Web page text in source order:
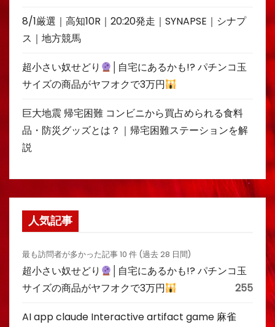
8/1厳選｜高知10R｜20:20発走｜SYNAPSE｜シナプ
ス｜地方競馬
超小さい奴せどり
│自宅にあるかも!? パチンコ玉
サイズの商品がヤフオクで3万円
巨大地震 帰宅困難 コンビニから買占められる食料
品・防災グッズとは？｜帰宅困難ステーションを解
説
人気記事
最も訪問者が多かった記事 10 件 (過去 28 日間)
超小さい奴せどり
│自宅にあるかも!? パチンコ玉
サイズの商品がヤフオクで3万円
255
AI app claude Interactive artifact game 麻雀